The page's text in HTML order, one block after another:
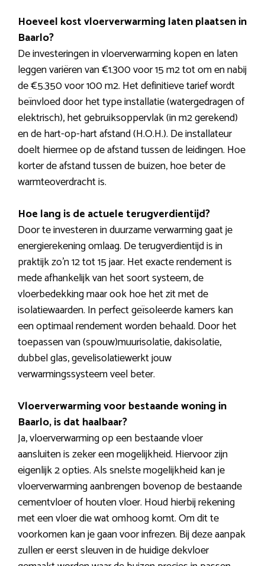
Hoeveel kost vloerverwarming laten plaatsen in
Baarlo?
De investeringen in vloerverwarming kopen en laten
leggen variëren van €1.300 voor 15 m2 tot om en nabij
de €5.350 voor 100 m2. Het definitieve tarief wordt
beïnvloed door het type installatie (watergedragen of
elektrisch), het gebruiksoppervlak (in m2 gerekend)
en de hart-op-hart afstand (H.O.H.). De installateur
doelt hiermee op de afstand tussen de leidingen. Hoe
korter de afstand tussen de buizen, hoe beter de
warmteoverdracht is.
Hoe lang is de actuele terugverdientijd?
Door te investeren in duurzame verwarming gaat je
energierekening omlaag. De terugverdientijd is in
praktijk zo’n 12 tot 15 jaar. Het exacte rendement is
mede afhankelijk van het soort systeem, de
vloerbedekking maar ook hoe het zit met de
isolatiewaarden. In perfect geïsoleerde kamers kan
een optimaal rendement worden behaald. Door het
toepassen van (spouw)muurisolatie, dakisolatie,
dubbel glas, gevelisolatiewerkt jouw
verwarmingssysteem veel beter.
Vloerverwarming voor bestaande woning in
Baarlo, is dat haalbaar?
Ja, vloerverwarming op een bestaande vloer
aansluiten is zeker een mogelijkheid. Hiervoor zijn
eigenlijk 2 opties. Als snelste mogelijkheid kan je
vloerverwarming aanbrengen bovenop de bestaande
cementvloer of houten vloer. Houd hierbij rekening
met een vloer die wat omhoog komt. Om dit te
voorkomen kan je gaan voor infrezen. Bij deze aanpak
zullen er eerst sleuven in de huidige dekvloer